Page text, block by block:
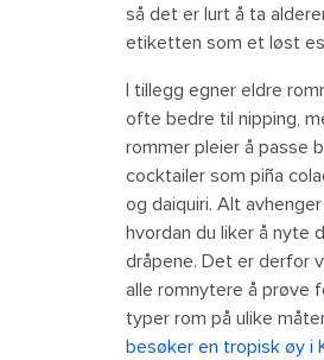
så det er lurt å ta
etiketten som et løst
I tillegg egner eldre
ofte bedre til nipping,
rommer pleier å passe
cocktailer som piña
og daiquiri. Alt
hvordan du liker å nyte
dråpene. Det er derfor
alle romnytere å prøve
typer rom på ulike
besøker en tropisk øy i